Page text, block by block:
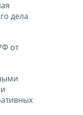
дела
от